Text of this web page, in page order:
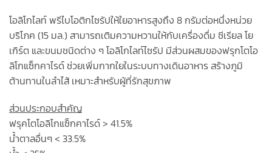
โอลิโกไลท์ พรีไบโอติกไซรัปให้ใยอาหารสูงถึง 8 กรัมต่อหนึ่งหน่วย
บริโภค (15 มล.) สามารถเติมความหวานให้กับเครื่องดื่ม ซีเรียล โย
เกิร์ต และขนมชนิดต่าง ๆ โอลิโกไลท์ไซรัป มีส่วนผสมของฟรุกโตโอ
ลิโกแซ็กคาไรด์ ช่วยเพิ่มกากใยในระบบทางเดินอาหาร สร้างภูมิ
ต้านทานในลำไส้ เหมาะสำหรับผู้ที่รักสุขภาพ
ส่วนประกอบสำคัญ
ฟรุคโตโอลิโกแซ็กคาไรด์ > 41.5%
น้ำตาลอื่นๆ < 33.5%